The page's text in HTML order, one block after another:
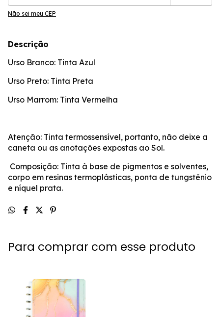
Não sei meu CEP
Descrição
Urso Branco: Tinta Azul
Urso Preto: Tinta Preta
Urso Marrom: Tinta Vermelha
Atenção: Tinta termossensível, portanto, não deixe a
caneta ou as anotações expostas ao Sol.
Composição: Tinta à base de pigmentos e solventes,
corpo em resinas termoplásticas, ponta de tungstênio
e níquel prata.
Para comprar com esse produto